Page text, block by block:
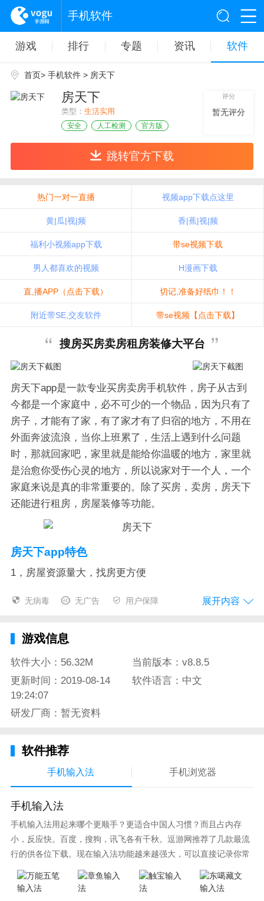
手机软件
游戏 排行 专题 资讯 软件
首页> 手机软件> 房天下
房天下
类型： 生活实用
安全 人工检测 官方版
评分
暂无评分
跳转官方下载
热门一对一直播 视频app下载点这里
黄|瓜|视|频 香|蕉|视|频
福利小视频app下载 带se视频下载
男人都喜欢的视频 H漫画下载
直,播APP（点击下载） 切记,准备好纸巾！！
附近带SE,交友软件 带se视频【点击下载】
搜房买房卖房租房装修大平台
房天下app是一款专业买房卖房手机软件，房子从古到
今都是一个家庭中，必不可少的一个物品，因为只有了
房子，才能有了家，有了家才有了归宿的地方，不用在
外面奔波流浪，当你上班累了，生活上遇到什么问题
时，那就回家吧，家里就是能给你温暖的地方，家里就
是治愈你受伤心灵的地方，所以说家对于一个人，一个
家庭来说是真的非常重要的。除了买房，卖房，房天下
还能进行租房，房屋装修等功能。
房天下app特色
1，房屋资源量大，找房更方便
专门房屋搜索引擎，众多关键词汇，地区，价格，类
该楼盘的房价以及相关资料。如有疑问可以咨询app内
客服，也可以请求客服帮你找房，专业顾问，全程陪
伴，让你使用的放心。还有专业直播，带你在家中全景
看房，不需要出门，轻松看到满意的房子。
2，房子买卖更优惠
房天下app资源整合，整理出性价比更高的房源，帮助
你省时省力。买房钱不够，跟银行借贷怕利息高，房天
下拥有专业房贷计算功能，帮你精准计算每月房贷，怎
买房后最重要的就是装修，装修不好，房子再贵都没有
用。房天下app中拥有专业的装修团队，帮你规划房屋
设计，建材家具这些都不需要你自己去购买，专门配备
给你，你只需要作出选择就可以，如果遇到装修难题，
无病毒 无广告 用户保障 展开内容
游戏信息
软件大小：56.32M
当前版本：v8.8.5
更新时间：2019-08-14
19:24:07
软件语言：中文
研发厂商：暂无资料
软件推荐
手机输入法 手机浏览器
手机输入法
手机输入法用起来哪个更顺手？更适合中国人习惯？而且占内存
小，反应快。百度，搜狗，讯飞各有千秋。逗游网推荐了几款最流
行的供各位下载。现在输入法功能越来越强大，可以直接记录你常
使用的词语，并且还有各种新鲜好玩的表情，一款好的输入法直接
影响到你的打字速度哦。